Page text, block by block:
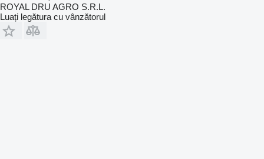
ROYAL DRU AGRO S.R.L.
Luați legătura cu vânzătorul